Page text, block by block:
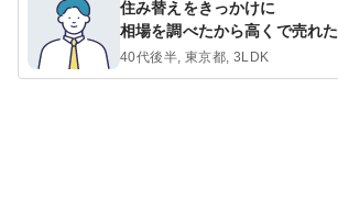
住み替えをきっかけに
相場を調べたから高くで売れた
40代後半, 東京都, 3LDK